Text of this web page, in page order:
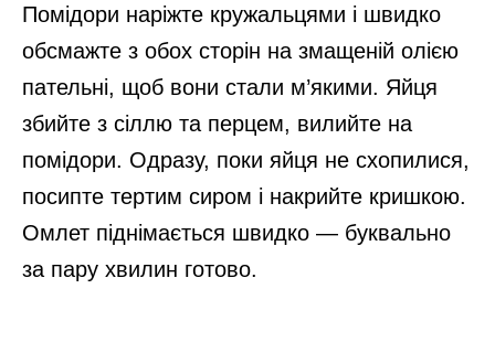
Помідори наріжте кружальцями і швидко
обсмажте з обох сторін на змащеній олією
пательні, щоб вони стали м’якими. Яйця
збийте з сіллю та перцем, вилийте на
помідори. Одразу, поки яйця не схопилися,
посипте тертим сиром і накрийте кришкою.
Омлет піднімається швидко — буквально
за пару хвилин готово.